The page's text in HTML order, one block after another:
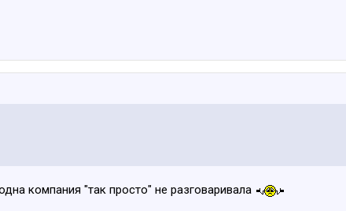
компания "так просто" не разговаривала